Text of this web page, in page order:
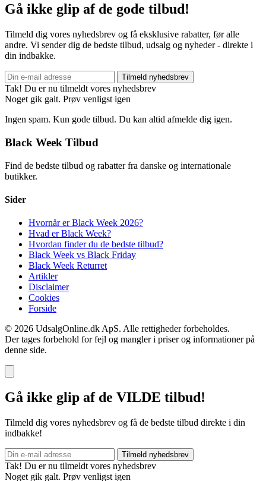
Gå ikke glip af de gode tilbud!
Tilmeld dig vores nyhedsbrev og få eksklusive rabatter, før alle
andre. Vi sender dig de bedste tilbud, udsalg og nyheder - direkte i
din indbakke.
Tilmeld nyhedsbrev
Tak! Du er nu tilmeldt vores nyhedsbrev
Noget gik galt. Prøv venligst igen
Ingen spam. Kun gode tilbud. Du kan altid afmelde dig igen.
Black Week Tilbud
Find de bedste tilbud og rabatter fra danske og internationale
butikker.
Sider
Hvornår er Black Week 2026?
Hvad er Black Week?
Hvordan finder du de bedste tilbud?
Black Week vs Black Friday
Black Week Returret
Artikler
Disclaimer
Cookies
Forside
© 2026 UdsalgOnline.dk ApS. Alle rettigheder forbeholdes.
Der tages forbehold for fejl og mangler i priser og informationer på
denne side.
Gå ikke glip af de VILDE tilbud!
Tilmeld dig vores nyhedsbrev og få de bedste tilbud direkte i din
indbakke!
Tilmeld nyhedsbrev
Tak! Du er nu tilmeldt vores nyhedsbrev
Noget gik galt. Prøv venligst igen